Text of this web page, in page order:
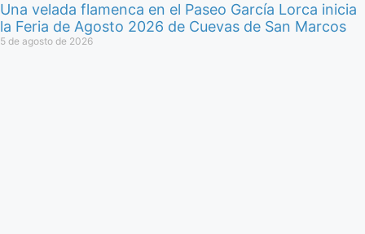
Una velada flamenca en el Paseo García Lorca inicia
la Feria de Agosto 2026 de Cuevas de San Marcos
5 de agosto de 2026